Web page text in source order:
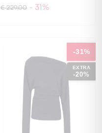
€ 229,00 - 31%
EXTRA
-20%
-31%